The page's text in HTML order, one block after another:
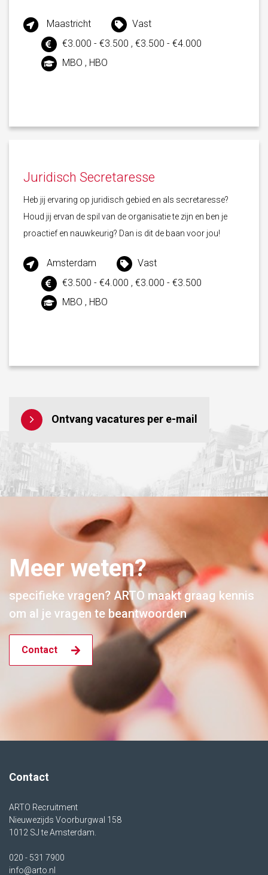
Maastricht
Vast
€3.000 - €3.500 , €3.500 - €4.000
MBO , HBO
Juridisch Secretaresse
Heb jij ervaring op juridisch gebied en als secretaresse?
Houd jij ervan de spil van de organisatie te zijn en ben je
proactief en nauwkeurig? Dan is dit de baan voor jou!
Amsterdam
Vast
€3.500 - €4.000 , €3.000 - €3.500
MBO , HBO
Ontvang vacatures per e-mail
Meer weten?
specifieke vragen? ARTO maakt graag kennis
om al je vragen te beantwoorden
Contact
Contact
ARTO Recruitment
Nieuwezijds Voorburgwal 158
1012 SJ te Amsterdam.
020 - 531 7900
info@arto.nl